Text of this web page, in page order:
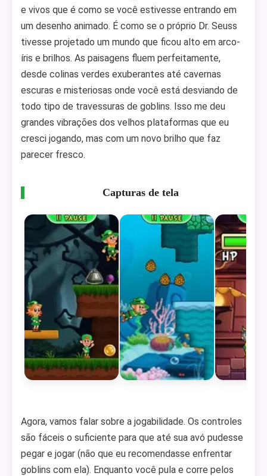
e vivos que é como se você estivesse entrando em
um desenho animado. É como se o próprio Dr. Seuss
tivesse projetado um mundo que ficou alto em arco-
íris e brilhos. As paisagens fluem perfeitamente,
desde colinas verdes exuberantes até cavernas
escuras e misteriosas onde você está desviando de
todo tipo de travessuras de goblins. Isso me deu
grandes vibrações dos velhos plataformas que eu
cresci jogando, mas com um novo brilho que faz
parecer fresco.
Capturas de tela
Agora, vamos falar sobre a jogabilidade. Os controles
são fáceis o suficiente para que até sua avó pudesse
pegar e jogar (não que eu recomendasse enfrentar
goblins com ela). Enquanto você pula e corre pelos